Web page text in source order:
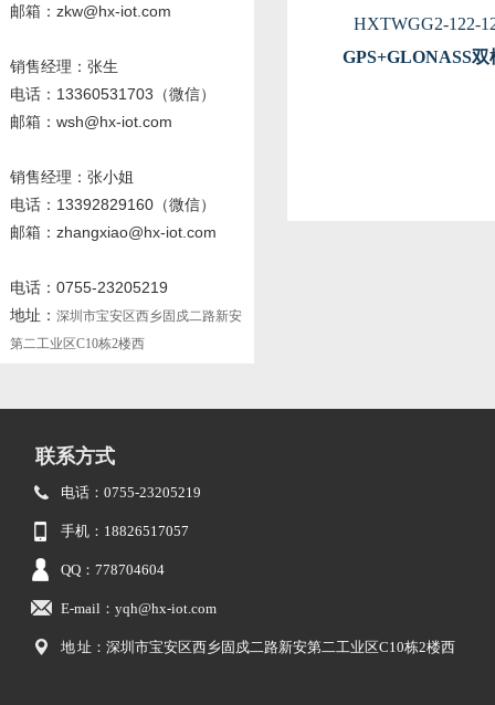
邮箱：zkw@hx-iot.com
销售经理：张生
电话 ：13360531703 （微信）
邮箱：wsh@hx-iot.com
销售经理：张小姐
电话 ：13392829160 （微信）
邮箱：zhangxiao@hx-iot.com
电话：0755-23205219
地址： 深圳市宝安区西乡固戍二路新安
第二工业区C10栋2楼西
HXTWGG2-122-
GPS+GLONASS
联系方式
电话：0755-23205219
手机：18826517057
QQ：778704604
E-mail：yqh@hx-iot.com
地 址：深圳市宝安区西乡固戍二路新安第二工业区C10栋2楼西